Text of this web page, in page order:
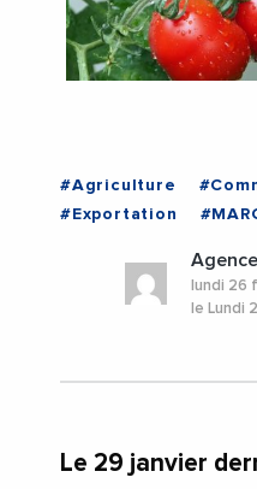
#Agriculture
#Exportation
lundi 26
le Lundi
Le 29 janvier